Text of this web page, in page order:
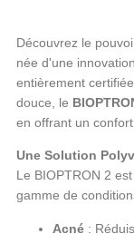
Découvrez le
née d'une
entièrement
douce, le
en offrant un
Une Solution
Le BIOPTRON 2
gamme de
Acné :